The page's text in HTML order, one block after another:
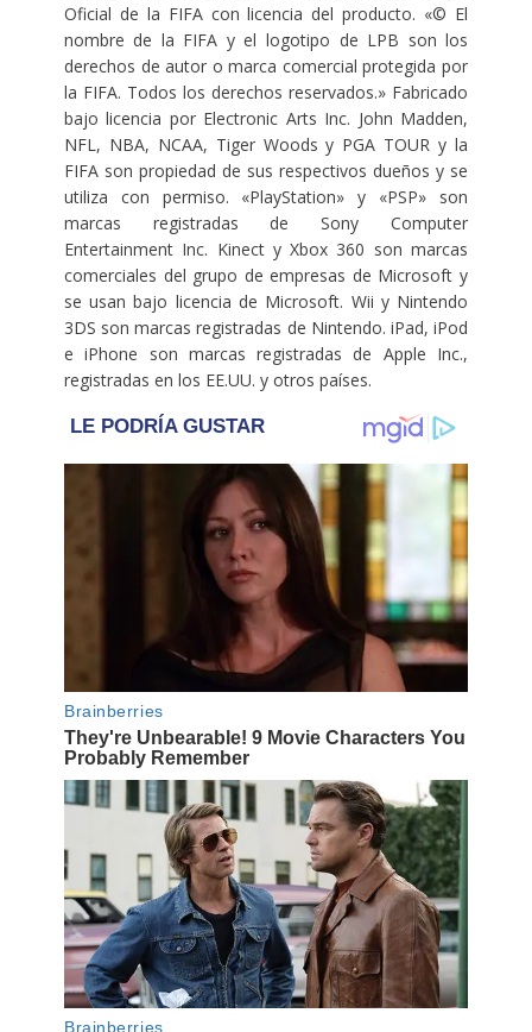
Oficial de la FIFA con licencia del producto. «© El
nombre de la FIFA y el logotipo de LPB son los
derechos de autor o marca comercial protegida por
la FIFA. Todos los derechos reservados.» Fabricado
bajo licencia por Electronic Arts Inc. John Madden,
NFL, NBA, NCAA, Tiger Woods y PGA TOUR y la
FIFA son propiedad de sus respectivos dueños y se
utiliza con permiso. «PlayStation» y «PSP» son
marcas registradas de Sony Computer
Entertainment Inc. Kinect y Xbox 360 son marcas
comerciales del grupo de empresas de Microsoft y
se usan bajo licencia de Microsoft. Wii y Nintendo
3DS son marcas registradas de Nintendo. iPad, iPod
e iPhone son marcas registradas de Apple Inc.,
registradas en los EE.UU. y otros países.